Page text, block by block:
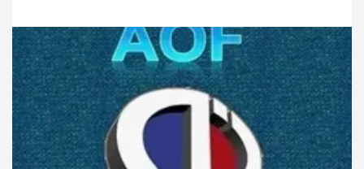
26.09.2018 Gündem